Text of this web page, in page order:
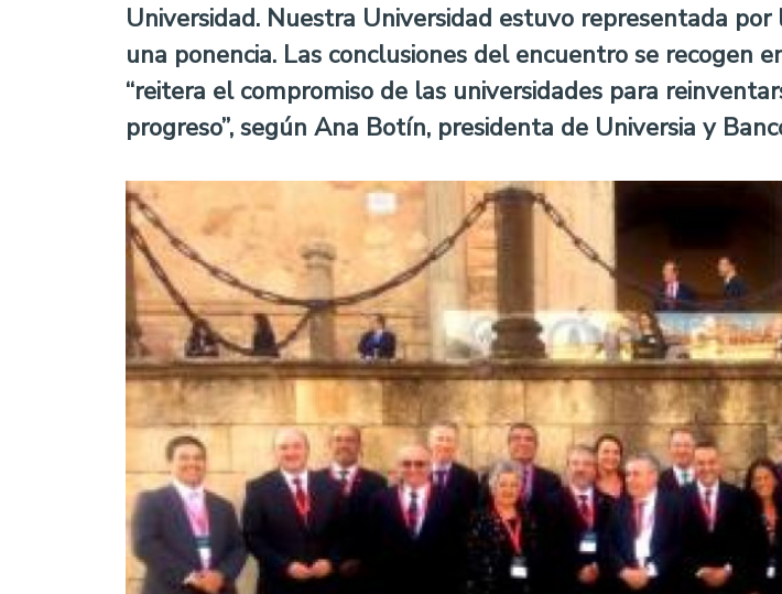
Universidad. Nuestra Universidad estuvo representada
una ponencia. Las conclusiones del encuentro se recogen
“reitera el compromiso de las universidades para
progreso”, según Ana Botín, presidenta de Universia y